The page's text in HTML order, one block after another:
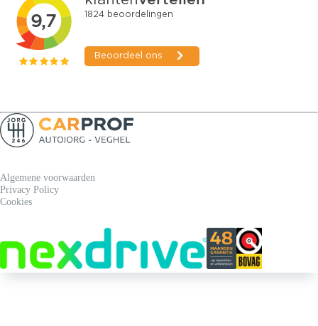
Algemene voorwaarden
Privacy Policy
Cookies